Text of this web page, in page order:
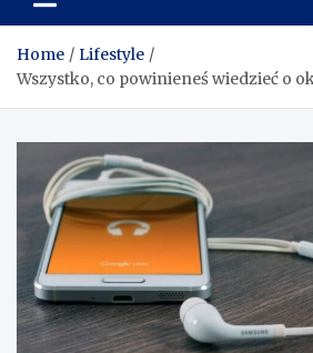
Home
Lifestyle
Wszystko, co powinieneś wiedzieć o